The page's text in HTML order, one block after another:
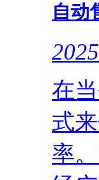
自动
在
式
率